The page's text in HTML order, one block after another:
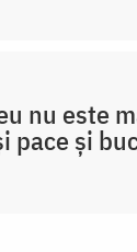
nu este
pace și